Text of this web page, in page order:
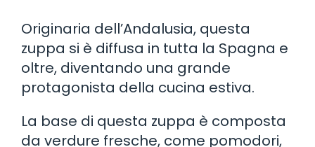
Originaria dell’Andalusia, questa
zuppa si è diffusa in tutta la Spagna e
oltre, diventando una grande
protagonista della cucina estiva.
La base di questa zuppa è composta
da verdure fresche, come pomodori,